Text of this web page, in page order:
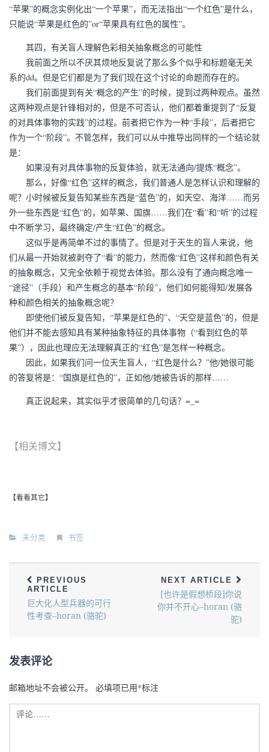
“苹果”的概念实例化出“一个苹果”，而无法指出“一个红色”是什么，
只能说“苹果是红色的”or“苹果具有红色的属性”。
其四，有关盲人理解色彩相关抽象概念的可能性
我前面之所以不厌其烦地反复说了那么多个似乎和标题毫无关
系的dd。但是它们都是为了我们现在这个讨论的命题而存在的。
我们前面提到有关“概念的产生”的时候，提到过两种观点。虽然
这两种观点是针锋相对的，但是不可否认，他们都着重提到了“反复
的对具体事物的实践”的过程。前者把它作为一种“手段”，后者把它
作为一个“阶段”。不管怎样，我们可以从中推导出同样的一个结论就
是：
如果没有对具体事物的反复体验，就无法通向/提炼“概念”。
那么，好像“红色”这样的概念，我们普通人是怎样认识和理解的
呢？小时候被反复告知某些东西是“蓝色”的，如天空、海洋……而另
外一些东西是“红色”的，如苹果、国旗……我们在“看”和“听”的过程
中不断学习，最终确定/产生“红色”的概念。
这似乎是再简单不过的事情了。但是对于天生的盲人来说，他
们从最一开始就被剥夺了“看”的能力，然而像“红色”这样和颜色有关
的抽象概念，又完全依赖于视觉去体验。那么没有了通向概念唯一
“途径”（手段）和产生概念的基本“阶段”，他们如何能得知/发展各
种和颜色相关的抽象概念呢？
即使他们被反复告知，“苹果是红色的”、“天空是蓝色”的，但是
他们并不能去感知具有某种抽象特征的具体事物（“看到红色的苹
果”），因此也理应无法理解真正的“红色”是怎样一种概念。
因此，如果我们问一位天生盲人，“红色是什么？”他/她很可能
的答复将是：“国旗是红色的”，正如他/她被告诉的那样……
真正说起来，其实似乎才很简单的几句话？=_=
【相关博文】
【看看其它】
未分类 书签
PREVIOUS
ARTICLE
巨大化人型兵器的可行
性考查–horan (骆驼)
NEXT ARTICLE
[也许是假想桥段]你说
你并不开心–horan (骆
驼)
发表评论
邮箱地址不会被公开。 必填项已用*标注